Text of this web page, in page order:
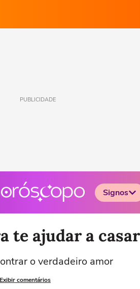
PUBLICIDADE
Signos
08 a 22/09 23/09 a 22/10
te ajudar a casar
o verdadeiro amor
Exibir comentários